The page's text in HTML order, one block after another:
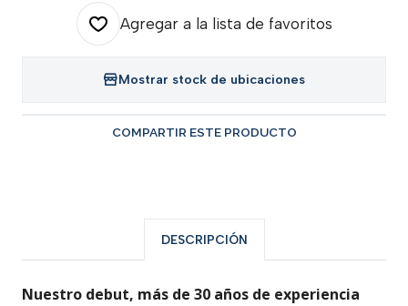
Agregar a la lista de favoritos
Mostrar stock de ubicaciones
COMPARTIR ESTE PRODUCTO
DESCRIPCIÓN
Nuestro debut, más de 30 años de experiencia